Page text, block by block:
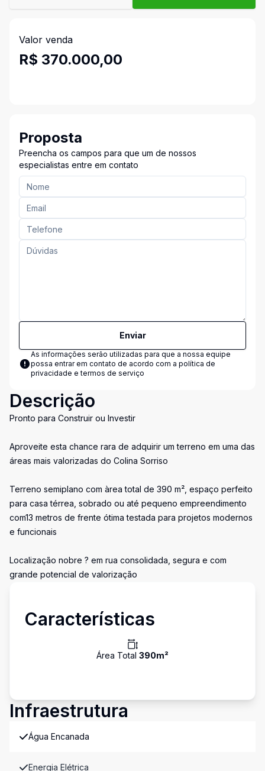
Valor venda
R$ 370.000,00
Proposta
Preencha os campos para que um de nossos
especialistas entre em contato
Enviar
As informações serão utilizadas para que a nossa equipe
possa entrar em contato de acordo com a política de
privacidade e termos de serviço
Descrição
Pronto para Construir ou Investir
Aproveite esta chance rara de adquirir um terreno em uma das
áreas mais valorizadas do Colina Sorriso
Terreno semiplano com àrea total de 390 m², espaço perfeito
para casa térrea, sobrado ou até pequeno empreendimento
com13 metros de frente ótima testada para projetos modernos
e funcionais
Localização nobre ? em rua consolidada, segura e com
grande potencial de valorização
Características
Área Total 390m²
Infraestrutura
Água Encanada
Energia Elétrica